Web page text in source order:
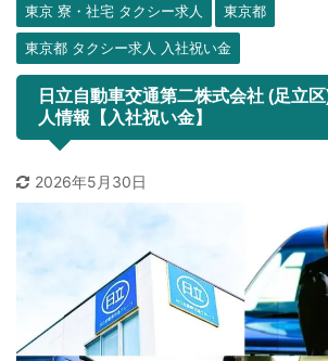
東京 寮・社宅 タクシー求人 東京都
東京都 タクシー求人 入社祝い金
日立自動車交通第二株式会社 (足立
人情報【入社祝い金】
2026年5月30日